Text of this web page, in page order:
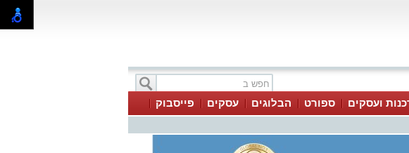
ועסקים ספורט הבלוגים עסקים
פייסבוק